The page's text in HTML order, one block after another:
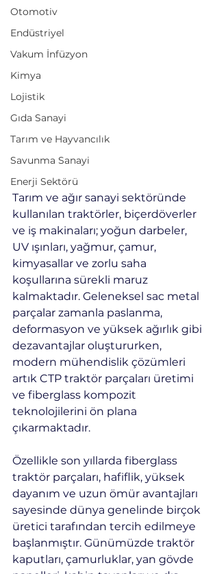
Otomotiv
Endüstriyel
Vakum İnfüzyon
Kimya
Lojistik
Gıda Sanayi
Tarım ve Hayvancılık
Savunma Sanayi
Enerji Sektörü
Tarım ve ağır sanayi sektöründe
kullanılan traktörler, biçerdöverler
ve iş makinaları; yoğun darbeler,
UV ışınları, yağmur, çamur,
kimyasallar ve zorlu saha
koşullarına sürekli maruz
kalmaktadır. Geleneksel sac metal
parçalar zamanla paslanma,
deformasyon ve yüksek ağırlık gibi
dezavantajlar oluştururken,
modern mühendislik çözümleri
artık CTP traktör parçaları üretimi
ve fiberglass kompozit
teknolojilerini ön plana
çıkarmaktadır.
Özellikle son yıllarda fiberglass
traktör parçaları, hafiflik, yüksek
dayanım ve uzun ömür avantajları
sayesinde dünya genelinde birçok
üretici tarafından tercih edilmeye
başlanmıştır. Günümüzde traktör
kaputları, çamurluklar, yan gövde